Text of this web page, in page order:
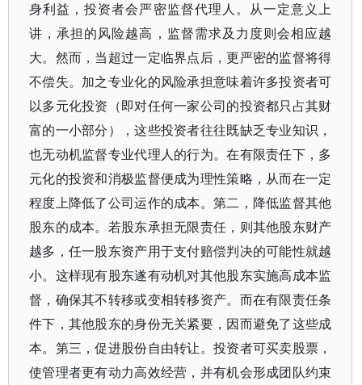
身利益，投资者会严密监督代理人。从一定意义上
讲，承担的风险越高，监督需求及力度则会相应越
大。然而，当超过一定临界点后，更严密的监督将得
不偿失。加之专业化的风险承担意味着许多投资者可
以多元化投资（即对任何一家公司的投资都只占其财
富的一小部分），这些投资者往往既缺乏专业知识，
也无动机监督专业代理人的行为。在有限责任下，多
元化的投资和消极监督便成为理性策略，从而在一定
程度上降低了公司运作的成本。第二，降低监督其他
股东的成本。若股东承担无限责任，则其他股东财产
越多，任一股东资产用于支付赔偿判决的可能性就越
小。这样现有股东遂有动机对其他股东实施高成本监
督，确保其不转移或变相转移资产。而在有限责任条
件下，其他股东的身份无关紧要，因而避免了这些成
本。第三，促进股份自由转让。投资者可买卖股票，
使管理者更有动力高效经营，并有机会形成团队约束